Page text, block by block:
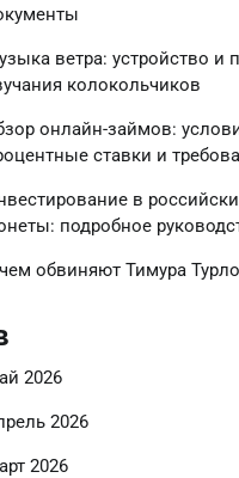
ветра: устройство и
колокольчиков
онлайн-займов:
ставки и
в
подробное
обвиняют Тимура
2026
2026
2026